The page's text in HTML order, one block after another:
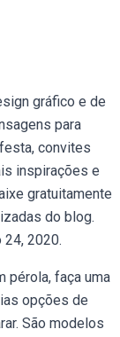
gráfico e de
para
convites
inspirações e
gratuitamente
do blog.
2020.
pérola, faça uma
opções de
São modelos